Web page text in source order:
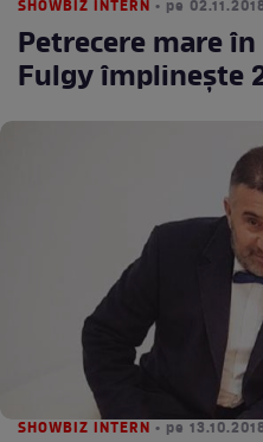
SHOWBIZ INTERN • pe
Petrecere mare
Fulgy împlineşte
SHOWBIZ INTERN • pe